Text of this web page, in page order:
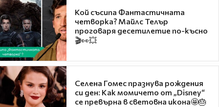
Кой съсипа Фантастичната
четворка? Майлс Телър
проговаря десетилетие по-късно
🎬👀💥
Селена Гомес празнува рождения
си ден: Как момичето от „Disney“
се превърна в световна икона🤩🎂